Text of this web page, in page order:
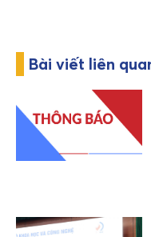
Bài viết liên